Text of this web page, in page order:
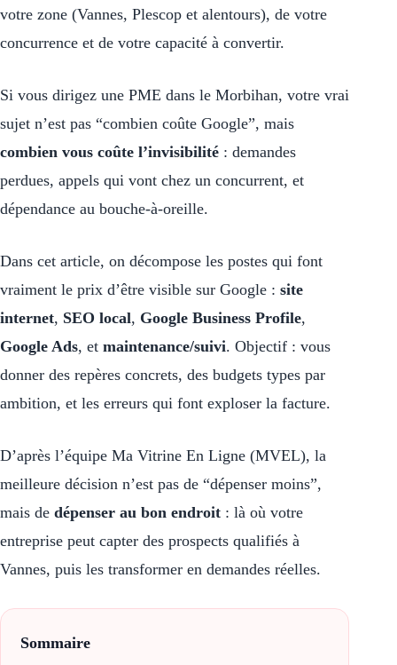
votre zone (Vannes, Plescop et alentours), de votre
concurrence et de votre capacité à convertir.
Si vous dirigez une PME dans le Morbihan, votre vrai
sujet n’est pas “combien coûte Google”, mais
combien vous coûte l’invisibilité : demandes
perdues, appels qui vont chez un concurrent, et
dépendance au bouche-à-oreille.
Dans cet article, on décompose les postes qui font
vraiment le prix d’être visible sur Google : site
internet, SEO local, Google Business Profile,
Google Ads, et maintenance/suivi. Objectif : vous
donner des repères concrets, des budgets types par
ambition, et les erreurs qui font exploser la facture.
D’après l’équipe Ma Vitrine En Ligne (MVEL), la
meilleure décision n’est pas de “dépenser moins”,
mais de dépenser au bon endroit : là où votre
entreprise peut capter des prospects qualifiés à
Vannes, puis les transformer en demandes réelles.
Sommaire